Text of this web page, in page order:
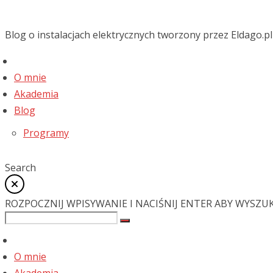
Blog o instalacjach elektrycznych tworzony przez Eldago.pl
O mnie
Akademia
Blog
Programy
Search
ROZPOCZNIJ WPISYWANIE I NACIŚNIJ ENTER ABY
O mnie